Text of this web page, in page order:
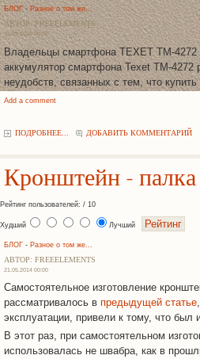
БЛОГ- Разное о том же...
АВТОР: FREEELEMENTS
15.09.2015 00:00
Владельцы смартфона TEXET TM-4272
аккумулятор смартфона Texet ТМ-4272
неудобств, связанных с тем, что
Add a comment
ПОДРОБНЕЕ... ДОБАВИТЬ КОММЕНТАРИЙ
Кронштейн -
Рейтинг пользователей: / 10
Худший Лучший
БЛОГ - Разное о том же...
АВТОР: FREEELEMENTS
21.05.2014 00:00
Самостоятельное изготовление
рассматривалось в предыдущей статье
эксплуатации, привели к тому, что был
В этот раз, при самостоятельном
использовалась не швабра, как в